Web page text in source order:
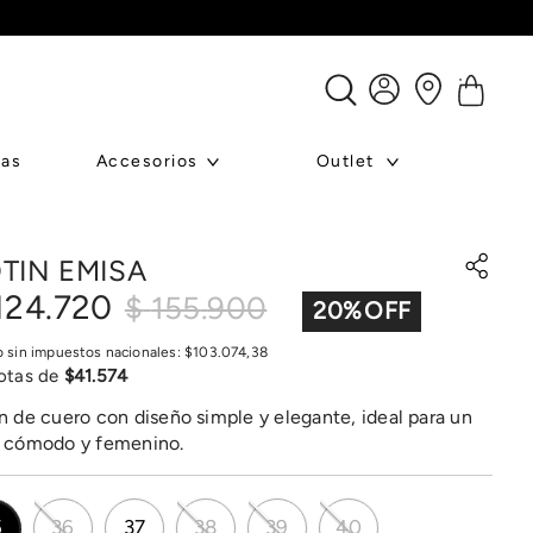
Accesorios Outlet
EMISA
.720 $155.900 20%
sin impuestos nacionales: $103 074, 38
de $41.574
de cuero con diseño simple y elegante, ideal para un
cómodo y femenino.
36 37 38 39 40